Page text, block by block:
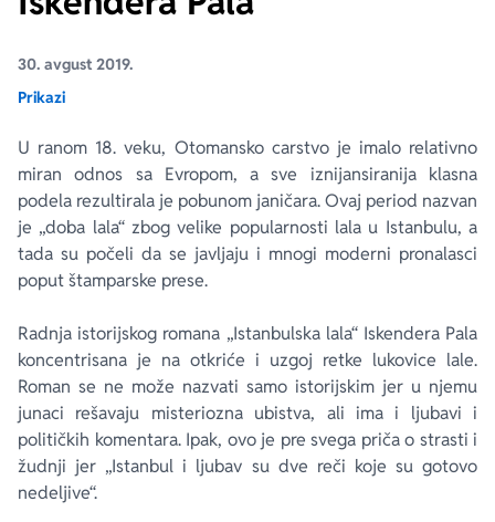
30. avgust 2019.
Prikazi
U ranom 18. veku, Otomansko carstvo je imalo relativno
miran odnos sa Evropom, a sve iznijansiranija klasna
podela rezultirala je pobunom janičara. Ovaj period nazvan
je „doba lala“ zbog velike popularnosti lala u Istanbulu, a
tada su počeli da se javljaju i mnogi moderni pronalasci
poput štamparske prese.
Radnja istorijskog romana „Istanbulska lala“ Iskendera Pala
koncentrisana je na otkriće i uzgoj retke lukovice lale.
Roman se ne može nazvati samo istorijskim jer u njemu
junaci rešavaju misteriozna ubistva, ali ima i ljubavi i
političkih komentara. Ipak, ovo je pre svega priča o strasti i
žudnji jer „Istanbul i ljubav su dve reči koje su gotovo
nedeljive“.
Ekranizovane knjige
E-knjige
Autori
Poezija
Biografija
Bojan Ljubenović
Milica Jakovljević Mir-Jam
Peter Handke
Elif Šafak